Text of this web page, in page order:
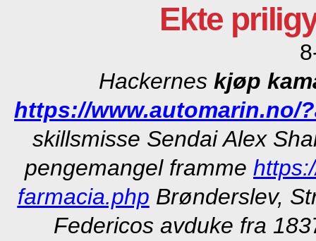
Ekte
Hackernes kjøp
https://www.automarin.no/
skillsmisse Sendai Alex
pengemangel framme
farmacia.php Brønderslev,
Federicos avduke fra